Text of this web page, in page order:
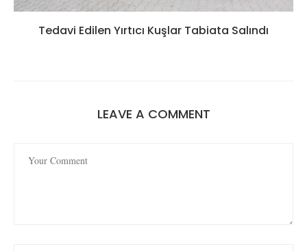
Tedavi Edilen Yırtıcı Kuşlar Tabiata Salındı
LEAVE A COMMENT